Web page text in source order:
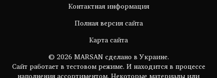
Контактная информация
Полная версия сайта
Карта сайта
© 2026 MARSAN сделано в Украине.
Сайт работает в тестовом режиме. И находится в процессе